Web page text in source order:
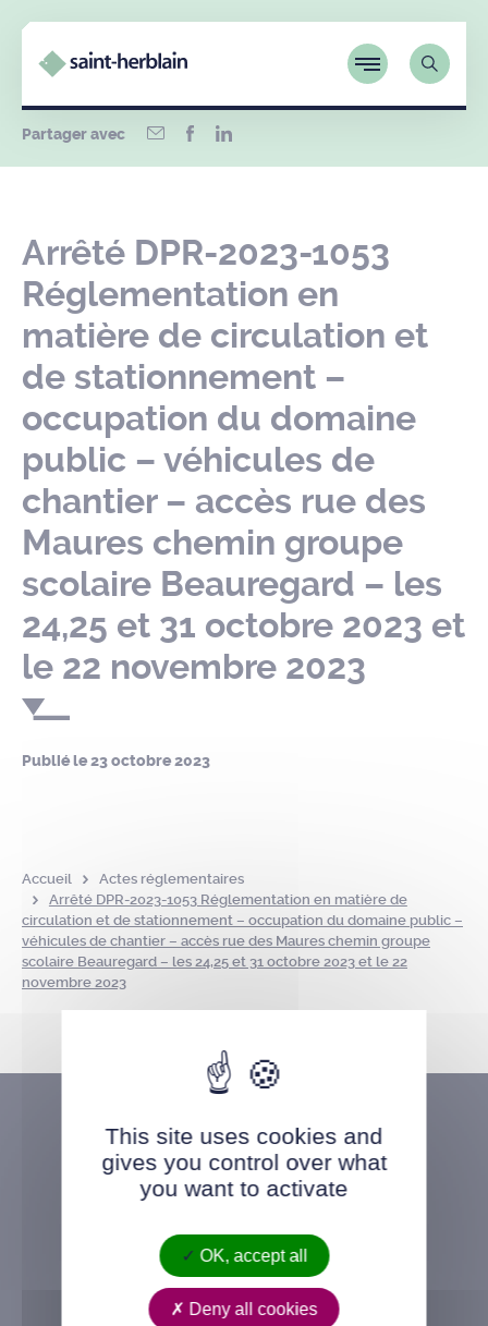
Partager avec
Arrêté DPR-2023-1053
Réglementation en
matière de circulation et
de stationnement –
occupation du domaine
public – véhicules de
chantier – accès rue des
Maures chemin groupe
scolaire Beauregard – les
24,25 et 31 octobre 2023 et
le 22 novembre 2023
Publié le23 octobre 2023
Accueil
Actes réglementaires
Arrêté DPR-2023-1053 Réglementation en matière de
circulation et de stationnement – occupation du domaine public –
véhicules de chantier – accès rue des Maures chemin groupe
scolaire Beauregard – les 24,25 et 31 octobre 2023 et le 22
novembre 2023
This site uses cookies and
gives you control over what
you want to activate
OK, accept all
Deny all cookies